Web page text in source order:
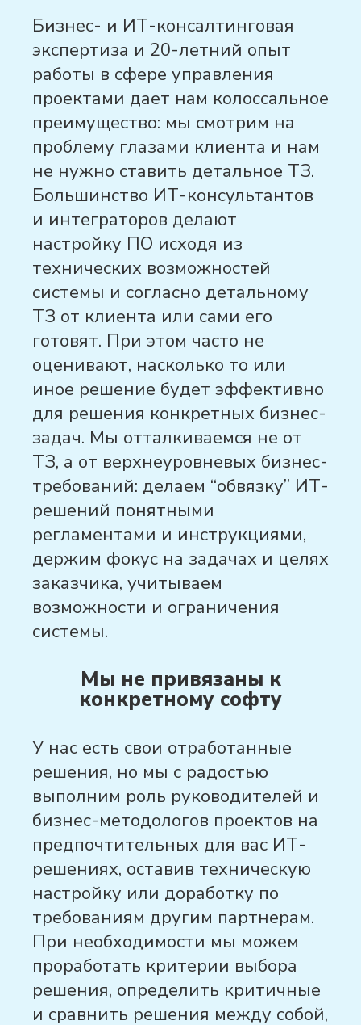
Бизнес- и ИТ-консалтинговая
экспертиза и 20-летний опыт
работы в сфере управления
проектами дает нам колоссальное
преимущество: мы смотрим на
проблему глазами клиента и нам
не нужно ставить детальное ТЗ.
Большинство ИТ-консультантов
и интеграторов делают
настройку ПО исходя из
технических возможностей
системы и согласно детальному
ТЗ от клиента или сами его
готовят. При этом часто не
оценивают, насколько то или
иное решение будет эффективно
для решения конкретных бизнес-
задач. Мы отталкиваемся не от
ТЗ, а от верхнеуровневых бизнес-
требований: делаем “обвязку” ИТ-
решений понятными
регламентами и инструкциями,
держим фокус на задачах и целях
заказчика, учитываем
возможности и ограничения
системы.
Мы не привязаны к
конкретному софту
У нас есть свои отработанные
решения, но мы с радостью
выполним роль руководителей и
бизнес-методологов проектов на
предпочтительных для вас ИТ-
решениях, оставив техническую
настройку или доработку по
требованиям другим партнерам.
При необходимости мы можем
проработать критерии выбора
решения, определить критичные
и сравнить решения между собой,